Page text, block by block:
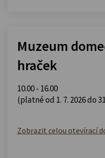
Muzeum
hraček
10.00 - 16.00
(platné od 1. 7. 2026 do
Zobrazit celou otevírací